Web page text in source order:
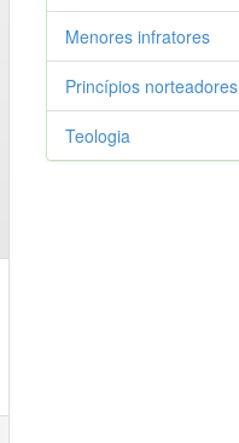
Menores infratores
Princípios norteadores
Teologia